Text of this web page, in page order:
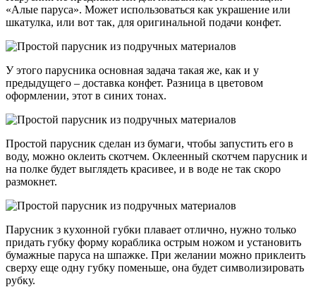
«Алые паруса». Может использоваться как украшение или
шкатулка, или вот так, для оригинальной подачи конфет.
У этого парусника основная задача такая же, как и у
предыдущего – доставка конфет. Разница в цветовом
оформлении, этот в синих тонах.
Простой парусник сделан из бумаги, чтобы запустить его в
воду, можно оклеить скотчем. Оклеенный скотчем парусник и
на полке будет выглядеть красивее, и в воде не так скоро
размокнет.
Парусник з кухонной губки плавает отлично, нужно только
придать губку форму кораблика острым ножом и установить
бумажные паруса на шпажке. При желании можно приклеить
сверху еще одну губку поменьше, она будет символизировать
рубку.